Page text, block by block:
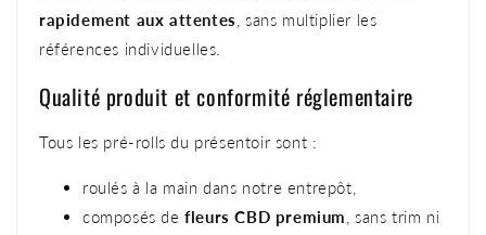
rapidement aux attentes , sans multiplier les
références individuelles.
Qualité produit et conformité réglementaire
Tous les pré-rolls du présentoir sont :
roulés à la main dans notre entrepôt,
composés defleurs CBD premium , sans trim ni